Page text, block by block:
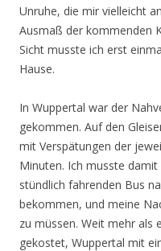
Unruhe, die mir vielleicht
Ausmaß der kommenden
Sicht musste ich erst
Hause.
In Wuppertal war der
gekommen. Auf den
mit Verspätungen der
Minuten. Ich musste
stündlich fahrenden Bus
bekommen, und meine
zu müssen. Weit mehr als
gekostet, Wuppertal mit